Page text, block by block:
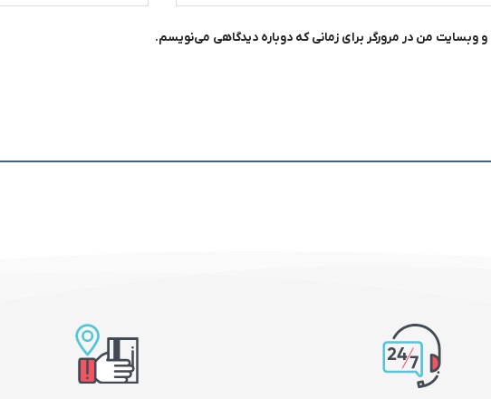
و وبسایت من در مرورگر برای زمانی که دوباره دیدگاهی می‌نویسم.